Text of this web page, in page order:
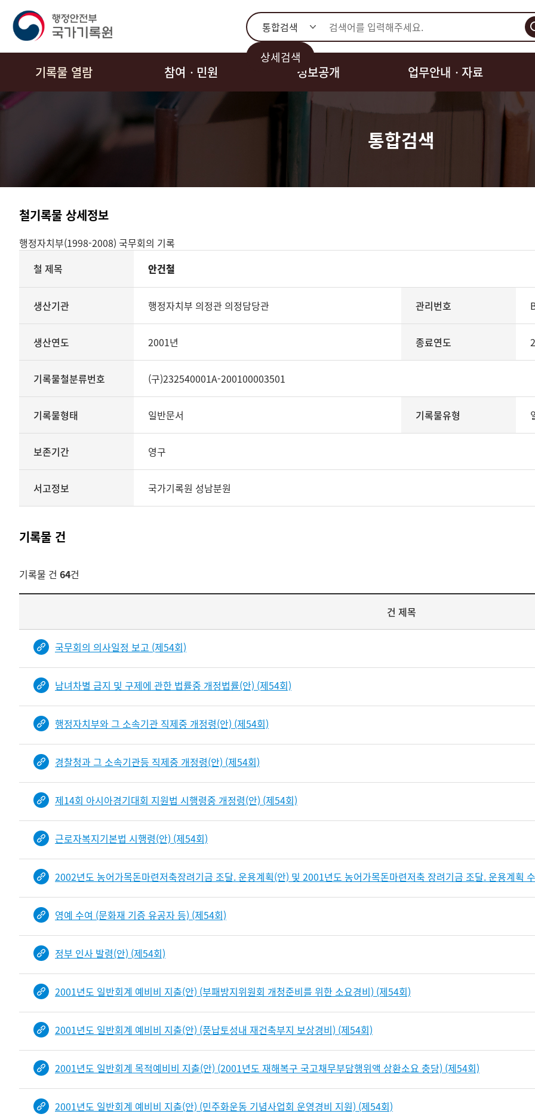
통합검색
상세검색
기록물 열람 참여ㆍ민원 정보공개 업무안내ㆍ자료
통합검색
철기록물 상세정보
행정자치부(1998-2008) 국무회의 기록
철의
관리번호
생산년도
기록물철분류번호
기록물유형
보존기간
보여
기록물
철 제목 안건철
생산기관 행정자치부 의정관 의정담당관 관리번호
생산연도 2001년 종료연도
기록물철분류번호 (구)232540001A-200100003501
기록물형태 일반문서 기록물유형
보존기간 영구
서고정보 국가기록원 성남분원
기록물 건
기록물 건 64건
목록
제목을
보여주는
표입니다.
bindDetail
부분공개도이제보임
건 제목
국무회의 의사일정 보고 (제54회)
남녀차별 금지 및 구제에 관한 법률중 개정법률(안) (제54회)
행정자치부와 그 소속기관 직제중 개정령(안) (제54회)
경찰청과 그 소속기관등 직제중 개정령(안) (제54회)
제14회 아시아경기대회 지원법 시행령중 개정령(안) (제54회)
근로자복지기본법 시행령(안) (제54회)
2002년도 농어가목돈마련저축장려기금 조달. 운용계획(안) 및 2001년도 농어가목돈마련저축 장려기금 조달. 운용계획
영예 수여 (문화재 기증 유공자 등) (제54회)
정부 인사 발령(안) (제54회)
2001년도 일반회계 예비비 지출(안) (부패방지위원회 개청준비를 위한 소요경비) (제54회)
2001년도 일반회계 예비비 지출(안) (풍납토성내 재건축부지 보상경비) (제54회)
2001년도 일반회계 목적예비비 지출(안) (2001년도 재해복구 국고채무부담행위액 상환소요 충당) (제54회)
2001년도 일반회계 예비비 지출(안) (민주화운동 기념사업회 운영경비 지원) (제54회)